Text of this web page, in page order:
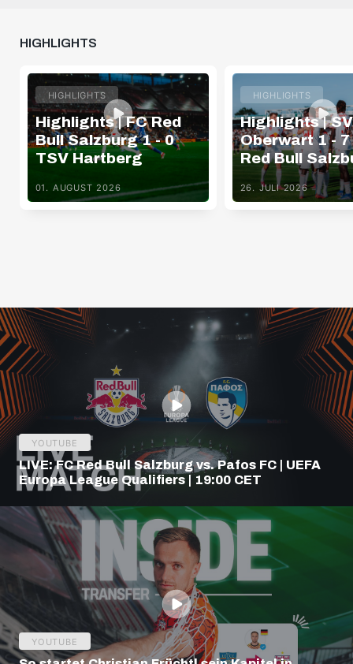
HIGHLIGHTS
HIGHLIGHTS
Highlights | FC Red
Bull Salzburg 1 - 0
TSV Hartberg
01. AUGUST 2026
HIGHLIGHTS
Highlights | SV
Oberwart 1 - 7
Red Bull
26. JULI 2026
YOUTUBE
LIVE: FC Red Bull Salzburg vs. Pafos FC | UEFA
Europa League Qualifiers | 19:00 CET
YOUTUBE